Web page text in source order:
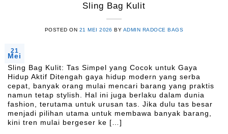
Sling Bag Kulit
POSTED ON 21 MEI 2026 BY ADMIN RADOCE BAGS
21
Mei
Sling Bag Kulit: Tas Simpel yang Cocok untuk Gaya
Hidup Aktif Ditengah gaya hidup modern yang serba
cepat, banyak orang mulai mencari barang yang praktis
namun tetap stylish. Hal ini juga berlaku dalam dunia
fashion, terutama untuk urusan tas. Jika dulu tas besar
menjadi pilihan utama untuk membawa banyak barang,
kini tren mulai bergeser ke […]